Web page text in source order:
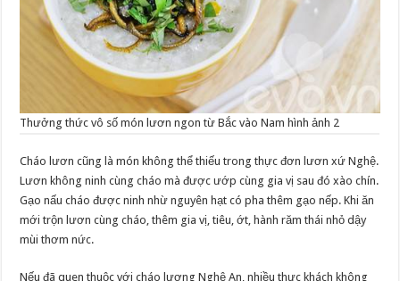
Thưởng thức vô số món lươn ngon từ Bắc vào Nam hình ảnh 2
Cháo lươn cũng là món không thể thiếu trong thực đơn lươn xứ Nghệ.
Lươn không ninh cùng cháo mà được ướp cùng gia vị sau đó xào chín.
Gạo nấu cháo được ninh nhừ nguyên hạt có pha thêm gạo nếp. Khi ăn
mới trộn lươn cùng cháo, thêm gia vị, tiêu, ớt, hành răm thái nhỏ dậy
mùi thơm nức.
Nếu đã quen thuộc với cháo lương Nghệ An, nhiều thực khách không